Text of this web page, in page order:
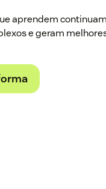
aprendem
e geram